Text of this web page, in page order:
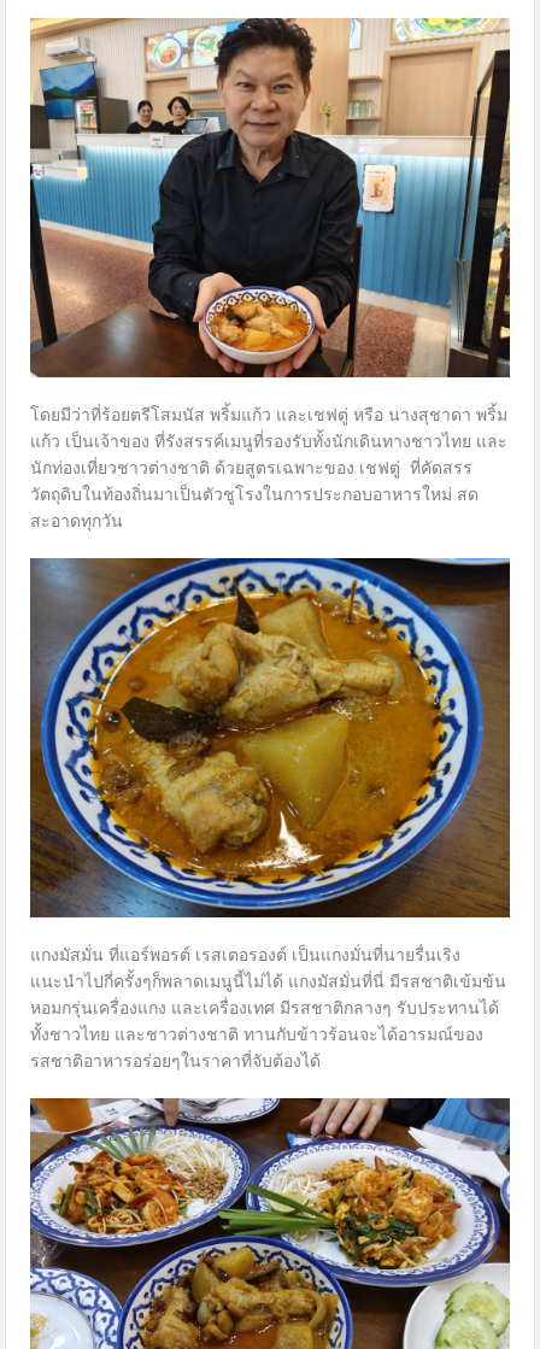
โดยมีว่าที่ร้อยตรีโสมนัส พริ้มแก้ว และเชฟตู่ หรือ นางสุชาดา พริ้ม
แก้ว เป็นเจ้าของ ที่รังสรรค์เมนูที่รองรับทั้งนักเดินทางชาวไทย และ
นักท่องเที่ยวชาวต่างชาติ ด้วยสูตรเฉพาะของ เชฟตู่ ที่คัดสรร
วัตถุดิบในท้องถิ่นมาเป็นตัวชูโรงในการประกอบอาหารใหม่ สด
สะอาดทุกวัน
แกงมัสมั่น ที่แอร์พอรต์ เรสเตอรองต์ เป็นแกงมั่นที่นายรื่นเริง
แนะนำไปกี่ครั้งๆก็พลาดเมนูนี้ไม่ได้ แกงมัสมั่นที่นี่ มีรสชาติเข้มข้น
หอมกรุ่นเครื่องแกง และเครื่องเทศ มีรสชาติกลางๆ รับประทานได้
ทั้งชาวไทย และชาวต่างชาติ ทานกับข้าวร้อนจะได้อารมณ์ของ
รสชาติอาหารอร่อยๆในราคาที่จับต้องได้